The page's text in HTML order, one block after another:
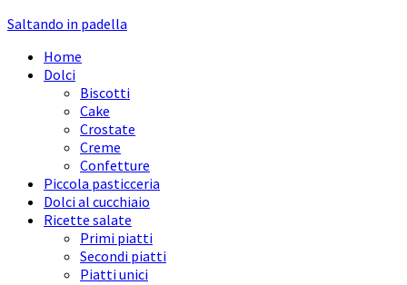
Saltando in padella
Home
Dolci
Biscotti
Cake
Crostate
Creme
Confetture
Piccola pasticceria
Dolci al cucchiaio
Ricette salate
Primi piatti
Secondi piatti
Piatti unici